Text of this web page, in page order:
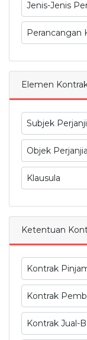
Jenis-Jenis
Perancangan
Elemen
Subjek
Objek
Klausula
Ketentuan
Kontrak
Kontrak
Kontrak Jual-